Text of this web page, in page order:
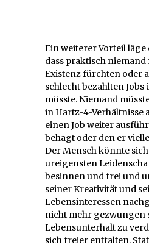
Ein weiterer Vorteil
dass praktisch niemand
Existenz fürchten oder
schlecht bezahlten Jobs
müsste. Niemand
in Hartz-4-Verhältnisse
einen Job weiter
behagt oder den er
Der Mensch könnte
ureigensten
besinnen und frei und
seiner Kreativität und
Lebensinteressen
nicht mehr gezwungen
Lebensunterhalt zu
sich freier entfalten.